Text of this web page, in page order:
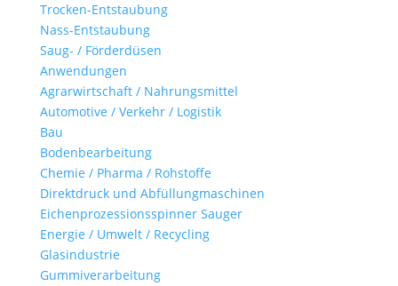
Trocken-Entstaubung
Nass-Entstaubung
Saug- / Förderdüsen
Anwendungen
Agrarwirtschaft / Nahrungsmittel
Automotive / Verkehr / Logistik
Bau
Bodenbearbeitung
Chemie / Pharma / Rohstoffe
Direktdruck und Abfüllungmaschinen
Eichenprozessionsspinner Sauger
Energie / Umwelt / Recycling
Glasindustrie
Gummiverarbeitung